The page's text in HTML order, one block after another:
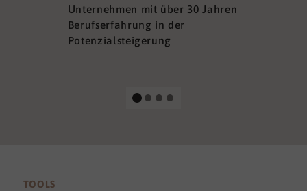
Unternehmen mit über 30 Jahren
Berufserfahrung in der
Potenzialsteigerung
TOOLS